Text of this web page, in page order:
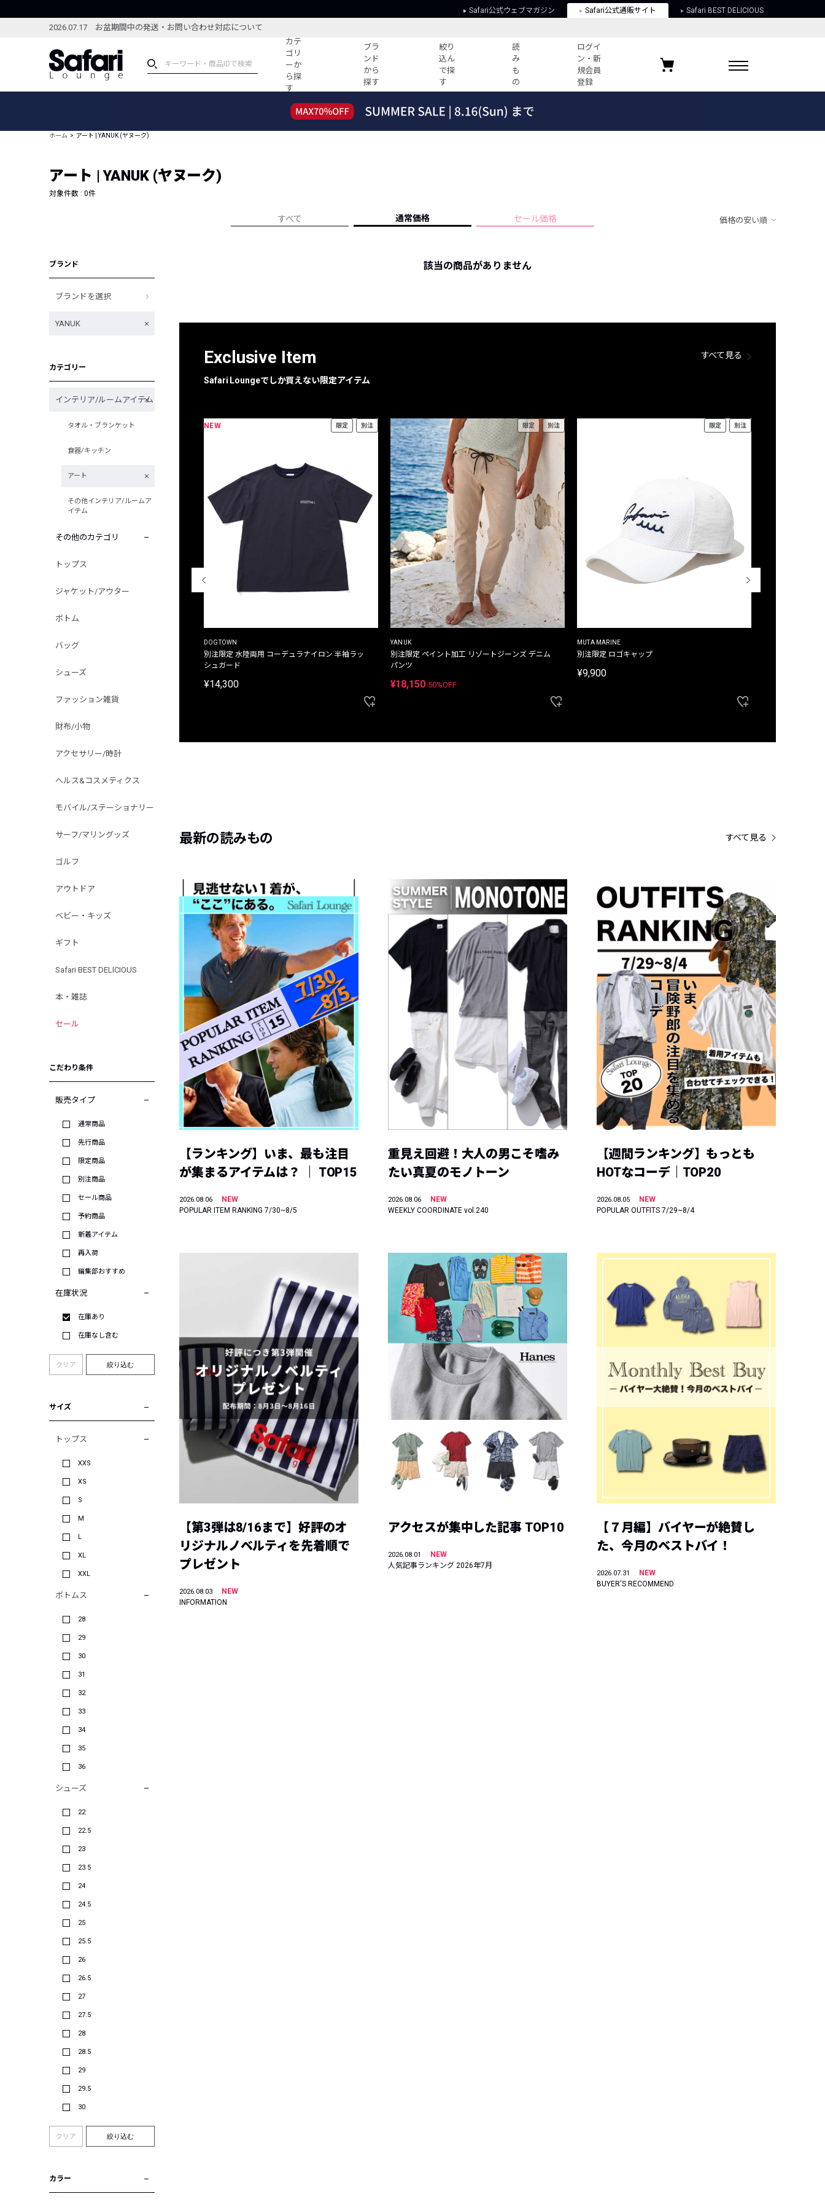
Safari公式ウェブマガジン Safari公式通販サイト Safari BEST DELICIOUS
2026.07.17 お盆期間中の発送・お問い合わせ対応について
カテ
ゴリ
ーか
ら探
す
ブラ
ンド
から
探す
絞り
込ん
で探
す
読
み
も
の
ログイ
ン・新
規会員
登録
ブランドから探す
新着アイテム
編集部のおすすめアイテム
コーディネート
すべての記事
人気記事ランキング
フォーカスブランド
プライバシーポリシー
お気に入りブランド
ホーム アート | YANUK (ヤヌーク)
アート | YANUK (ヤヌーク)
対象件数 : 0件
すべて 通常価格 セール価格 価格の安い順
ブランド
ブランドを選択
YANUK
カテゴリー
インテリア/ルームアイテム
タオル・ブランケット
食器/キッチン
アート
その他インテリア/ルームア
イテム
その他のカテゴリ
トップス
ジャケット/アウター
ボトム
バッグ
シューズ
ファッション雑貨
財布/小物
アクセサリー/時計
ヘルス&コスメティクス
モバイル/ステーショナリー
サーフ/マリングッズ
ゴルフ
アウトドア
ベビー・キッズ
ギフト
Safari BEST DELICIOUS
本・雑誌
セール
こだわり条件
販売タイプ
通常商品
先行商品
限定商品
別注商品
セール商品
予約商品
新着アイテム
再入荷
編集部おすすめ
在庫状況
在庫あり
在庫なし含む
クリア 絞り込む
サイズ
トップス
XXS
XS
S
M
L
XL
XXL
ボトムス
28
29
30
31
32
33
34
35
36
シューズ
22
22.5
23
23.5
24
24.5
25
25.5
26
26.5
27
27.5
28
28.5
29
29.5
30
クリア 絞り込む
カラー
該当の商品がありません
Exclusive Item
Safari Loungeでしか買えない限定アイテム
すべて見る
THE DUFFER OF ST.GEORGE
NEW 限定 別注
DOGTOWN
別注限定 水陸両用 コーデュラナイロン 半袖ラッ
シュガード
¥14,300
限定 別注
YANUK
別注限定 ペイント加工 リゾートジーンズ デニム
パンツ
¥18,150 50%OFF
限定 別注
MUTA MARINE
別注限定 ロゴキャップ
¥9,900
最新の読みもの すべて見る
【ランキング】いま、最も注目
が集まるアイテムは？ ｜ TOP15
2026.08.06
NEW
POPULAR ITEM RANKING 7/30~8/5
重見え回避！大人の男こそ嗜み
たい真夏のモノトーン
2026.08.06
NEW
WEEKLY COORDINATE vol.240
【週間ランキング】もっとも
HOTなコーデ｜TOP20
2026.08.05
NEW
POPULAR OUTFITS 7/29~8/4
【第3弾は8/16まで】好評のオ
リジナルノベルティを先着順で
プレゼント
2026.08.03
NEW
INFORMATION
アクセスが集中した記事 TOP10
2026.08.01
NEW
人気記事ランキング 2026年7月
【７月編】バイヤーが絶賛し
た、今月のベストバイ！
2026.07.31
NEW
BUYER'S RECOMMEND